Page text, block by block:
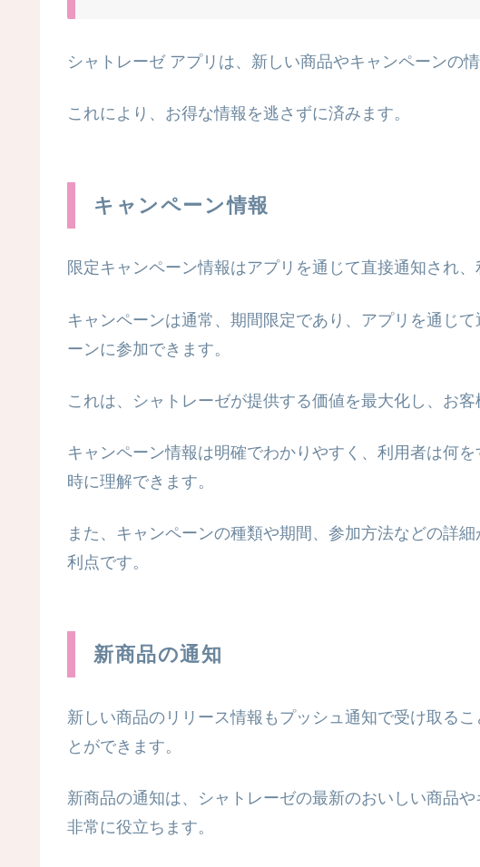
シャトレーゼ アプリは、新しい商品やキャンペーンの
これにより、お得な情報を逃さずに済みます。
キャンペーン情報
限定キャンペーン情報はアプリを通じて直接通知され
キャンペーンは通常、期間限定であり、アプリを通じ
ーンに参加できます。
これは、シャトレーゼが提供する価値を最大化し、お
キャンペーン情報は明確でわかりやすく、利用者は何
時に理解できます。
また、キャンペーンの種類や期間、参加方法などの詳
利点です。
新商品の通知
新しい商品のリリース情報もプッシュ通知で受け取る
とができます。
新商品の通知は、シャトレーゼの最新のおいしい商品
非常に役立ちます。